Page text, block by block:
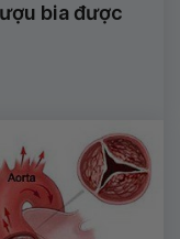
bia được